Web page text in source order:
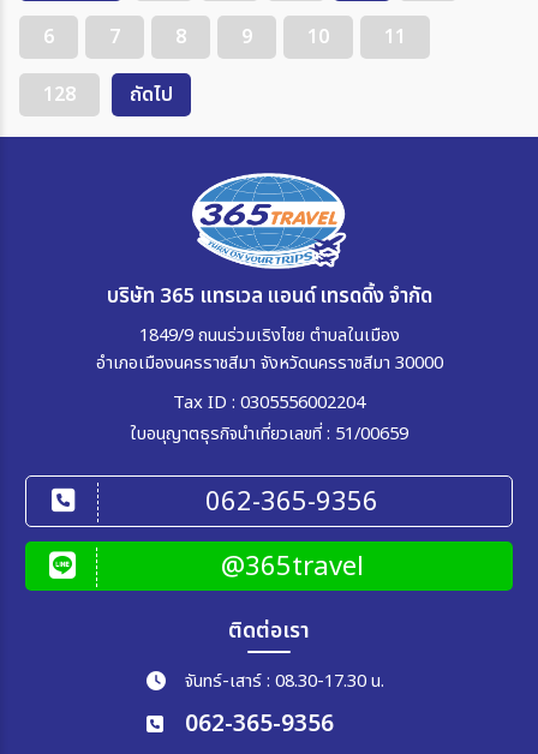
6
7 8 9 10
11
128
ถัดไป
บริษัท 365 แทรเวล แอนด์ เทรดดิ้ง จำกัด
1849/9 ถนนร่วมเริงไชย ตำบลในเมือง
อำเภอเมืองนครราชสีมา จังหวัดนครราชสีมา 30000
Tax ID : 0305556002204
ใบอนุญาตธุรกิจนำเที่ยวเลขที่ : 51/00659
062-365-9356
@365travel
ติดต่อเรา
จันทร์-เสาร์ : 08.30-17.30 น.
062-365-9356